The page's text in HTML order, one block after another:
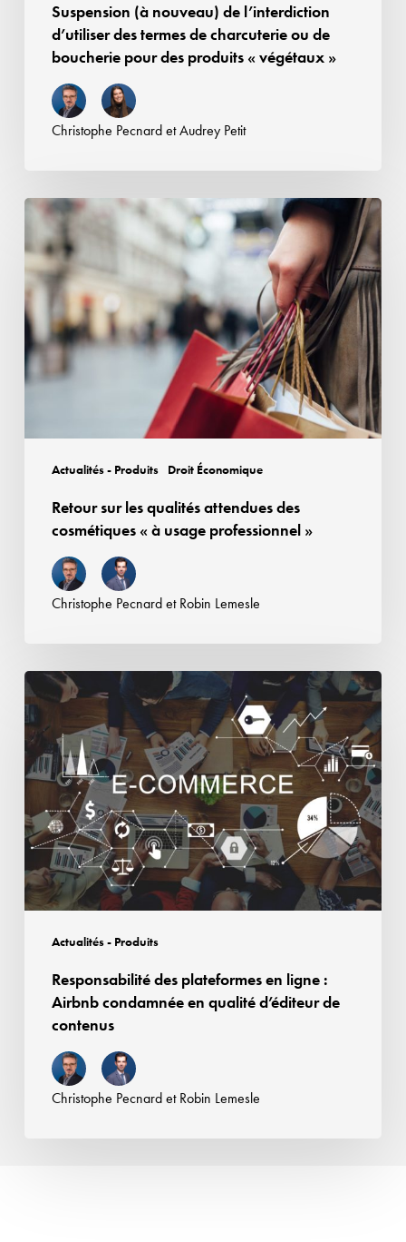
boucherie
produits
Suspension (à nouveau) de l’interdiction
d’utiliser des termes de charcuterie ou de
boucherie pour des produits « végétaux »
Christophe PecnardetAudrey Petit
Actualités - Produits Droit Économique
Retour
les
qualités
attendues
des
cosmétiques
«
usage
professionnel
Retour sur les qualités attendues des
cosmétiques « à usage professionnel »
Christophe PecnardetRobin Lemesle
Actualités - Produits
Responsabilité
des
plateformes
en
ligne
Airbnb
condamnée
en
qualité
d’éditeur
contenusResponsabilité des plateformes en ligne :
Airbnb condamnée en qualité d’éditeur de
contenus
Christophe PecnardetRobin Lemesle